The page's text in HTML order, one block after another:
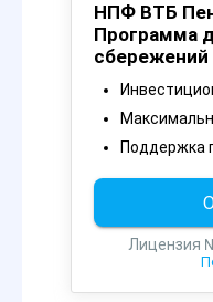
НПФ ВТБ
Программа
сбережений
Поддержка
Лицензия